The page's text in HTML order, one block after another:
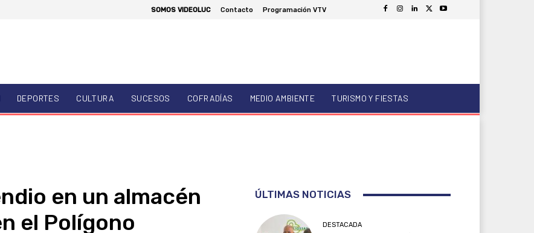
SOMOS VIDEOLUC Contacto Programación VTV
DEPORTES CULTURA SUCESOS COFRADÍAS MEDIO AMBIENTE TURISMO Y FIESTAS
en un almacén
el Polígono
ÚLTIMAS NOTICIAS
DESTACADA